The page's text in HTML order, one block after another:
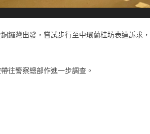
鑼灣出發，嘗試步行至中環蘭桂坊表達訴求
往警察總部作進一步調查。